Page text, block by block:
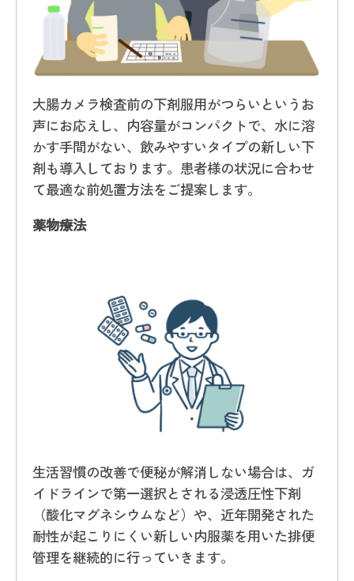
大腸カメラ検査前の下剤服用がつらいというお
声にお応えし、内容量がコンパクトで、水に溶
かす手間がない、飲みやすいタイプの新しい下
剤も導入しております。患者様の状況に合わせ
て最適な前処置方法をご提案します。
薬物療法
生活習慣の改善で便秘が解消しない場合は、ガ
イドラインで第一選択とされる浸透圧性下剤
（酸化マグネシウムなど）や、近年開発された
耐性が起こりにくい新しい内服薬を用いた排便
管理を継続的に行っていきます。